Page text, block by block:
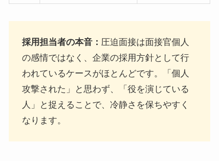
採用担当者の本音： 圧迫面接は面接官個人
の感情ではなく、企業の採用方針として行
われているケースがほとんどです。「個人
攻撃された」と思わず、「役を演じている
人」と捉えることで、冷静さを保ちやすく
なります。